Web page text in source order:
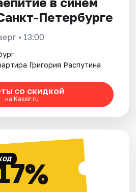
Петербурге
• 13:00
Григория Распутина
со скидкой
на Kassir.ru